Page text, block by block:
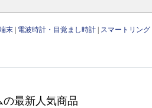
末 電波時計・目覚まし時計 スマートリング
の最新人気商品